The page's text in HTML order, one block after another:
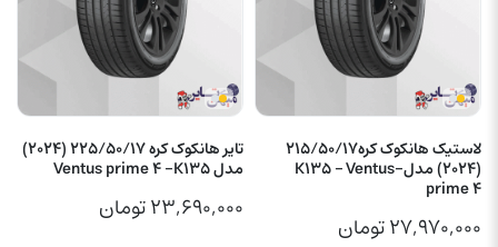
لاستیک هانکوک کره215/50/17
(2024) مدل-K135 – Ventus
prime 4
۲۷,۹۷۰,۰۰۰تومان
تایر هانکوک کره 225/50/17 (2024)
مدل Ventus prime 4 -K135
۲۳,۶۹۰,۰۰۰تومان